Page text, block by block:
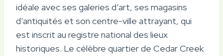
idéale avec ses galeries d’art, ses magasins
d’antiquités et son centre-ville attrayant, qui
est inscrit au registre national des lieux
historiques. Le célèbre quartier de Cedar Creek